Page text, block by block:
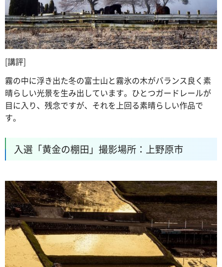
[講評]
霧の中に浮き出た冬の富士山と霧氷の木がバランス良く素
晴らしい光景を生み出しています。ひとつガードレールが
目に入り、残念ですが、それを上回る素晴らしい作品で
す。
入選「黄金の棚田」撮影場所：上野原市